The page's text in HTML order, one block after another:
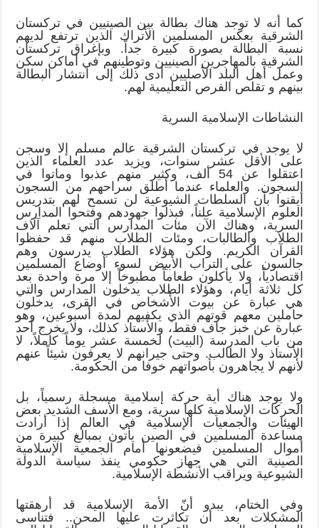
كما أنه لا توجد هناك بطالة بين الصينيين في تركستان
الشرقية بعكس المسلمين الأتراك الذين ترتفع لديهم
نسبة البطالة بصورة كبيرة جداً. وبإغراق تركستان
الشرقية بالمهاجرين الصينيين وتوطينهم في أماكن سكن
وعمل أهل البلد الأصليين أدى ذلك إلى انتشار البطالة
بينهم و تقلص الفرص التعليمية لهم.
النشاطات الإسلامية السرية
لا يوجد في تركستان الشرقية عالم مسلم إلا وسجن
على الأقل عشر سنوات، ويزيد عدد العلماء الذين
اعتقلوا عن 54 ألف، وكثير منهم عذبوا وماتوا في
السجون. والعلماء عندما أطلق سراحهم من السجون
أيقنوا بأن السلطات الشيوعية لن تسمح لهم بتدريس
العلوم الإسلامية علناً، فبذلوا جهودهم وفتحوا المدارس
السرية، وهناك الآن مئات المدارس التي تعلم آلاف
الطلاب والطالبات، ومئات الطلاب منهم قد حفظوا
القرآن الكريم. ولكن هؤلاء الطلاب يدرسون وهم
جالسون على التراب الأبيض لسوء أوضاع المسلمين
اقتصادياً، ولا يأكلون طعاماً مطبوخاً إلا مرة واحدة بعد
كل ثلاثة أيام، وهؤلاء الطلاب يدخلون المدارس والتي
هي عبارة عن بيوت الأشخاص في القرى، يدخلون
حاملين معهم قوتهم الذي يكفيهم لمدة أسبوعين، وهو
عبارة عن خبز جاف فقط، والأستاذ كذلك، ولا يخرج أحد
من باب المدرسة (البيت) لخمسة عشر يوماً كاملاً، لا
الأستاذ ولا الطالب. وحتى جيرانهم لا يعرفون شيئاً عنهم
لأنهم لا يجاهرون بأصواتهم خوفا من الحكومة.
ولا يوجد هناك أية حركة إسلامية مسجلة رسمياً، بل
الحركات الإسلامية كلها سرية، ومع الأسف الشديد بعض
الهيئات والجمعيات الإسلامية في العالم إذا أرادت
مساعدة المسلمين في الصين يأتون بمبالغ كبيرة من
أموال المسلمين فيضعونها أمام الجمعية الإسلامية
الصينية التي هي جهاز حكومي ينفذ سياسة الدولة
الشيوعية ويراقب الأنشطة الإسلامية.
وفي الختام، يبدو أنّ الأمة الإسلامية قد أرهقتها
المشكلات بعد أن تكاثرت عليها المحن.. فتناسى